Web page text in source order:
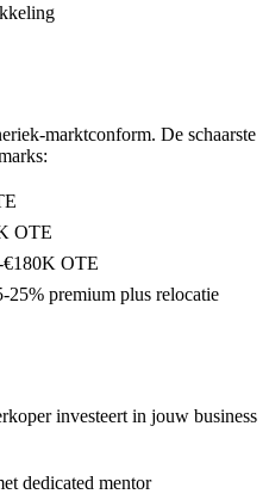
marktconform. De schaarste
OTE
€180K OTE
25% premium plus relocatie
investeert in jouw business
dedicated mentor